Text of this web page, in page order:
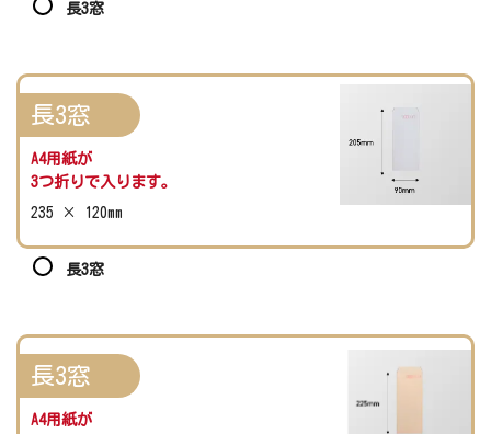
長3窓
長3窓
A4用紙が
3つ折りで入ります。
235 × 120mm
長3窓
長3窓
A4用紙が